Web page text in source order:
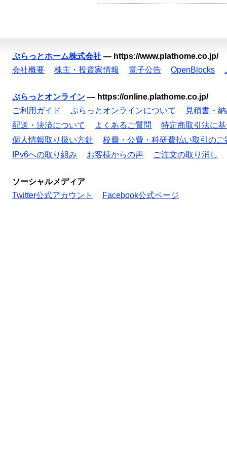
ぷらっとホーム株式会社 — https://www.plathome.co.jp/
会社概要
株主・投資家情報 電子公告 OpenBlocks
ぷらっとオンライン — https://online.plathome.co.jp/
ご利用ガイド
ぷらっとオンラインについて
見積書・
配送・決済について
よくあるご質問
特定商取引法に
個人情報取り扱い方針
校費・公費・科研費払い取引のご
IPv6への取り組み
お客様からの声 ご注文の取り消し
ソーシャルメディア
Twitter公式アカウント
Facebook公式ページ